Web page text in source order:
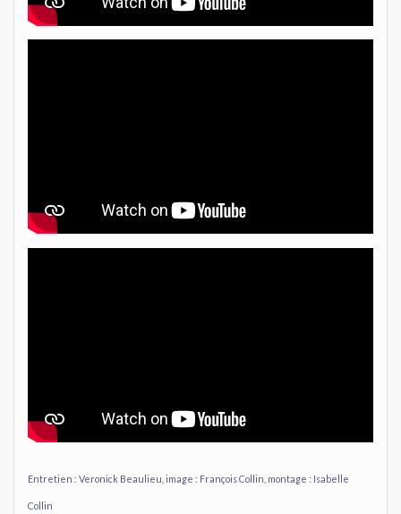
Entretien : Veronick Beaulieu, image : François Collin, montage : Isabelle
Collin